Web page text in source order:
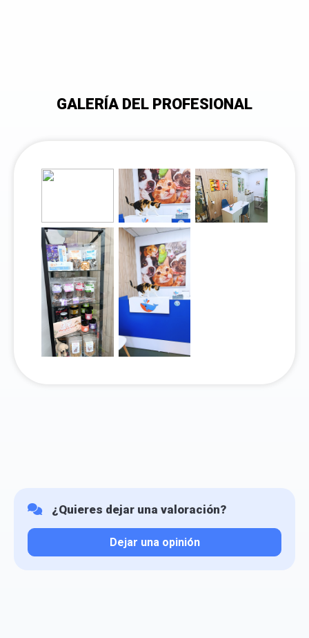
GALERÍA DEL PROFESIONAL
¿Quieres dejar una valoración?
Dejar una opinión